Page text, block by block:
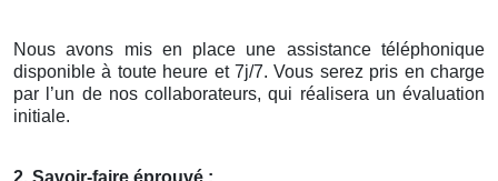
Nous avons mis en place une assistance téléphonique
disponible à toute heure et 7j/7. Vous serez pris en charge
par l’un de nos collaborateurs, qui réalisera un évaluation
initiale.